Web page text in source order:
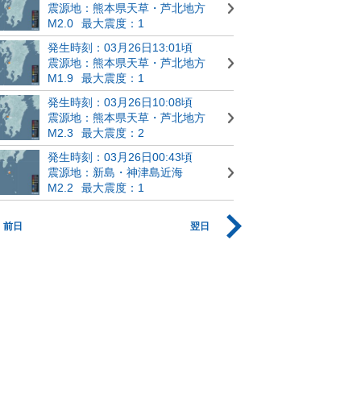
震源地：熊本県天草・芦北地方
M2.0
最大震度：1
発生時刻：03月26日13:01頃
震源地：熊本県天草・芦北地方
M1.9
最大震度：1
発生時刻：03月26日10:08頃
震源地：熊本県天草・芦北地方
M2.3
最大震度：2
発生時刻：03月26日00:43頃
震源地：新島・神津島近海
M2.2
最大震度：1
前日 翌日